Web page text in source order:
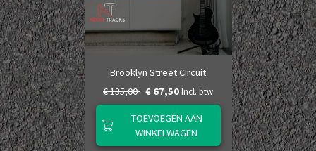
Brooklyn Street Circuit
€ 135,00 € 67,50 Incl. btw
TOEVOEGEN AAN
WINKELWAGEN